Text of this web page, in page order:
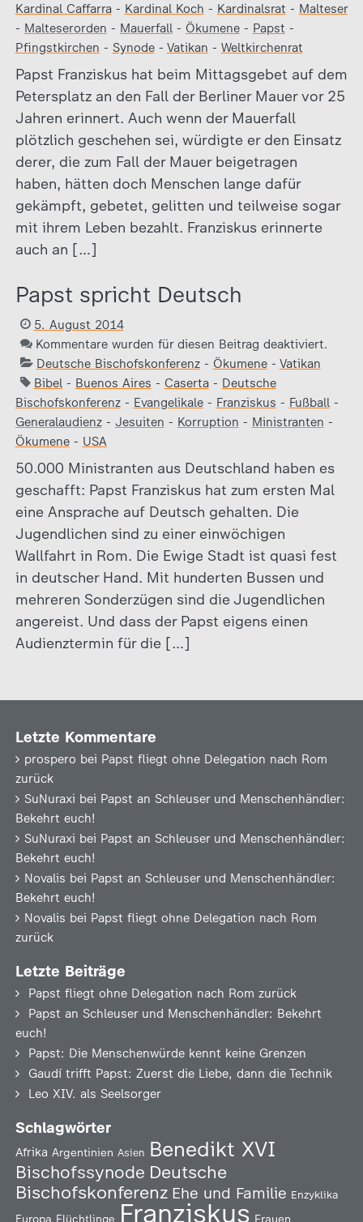
Kardinal Caffarra- Kardinal Koch - Kardinalsrat - Malteser
- Malteserorden - Mauerfall- Ökumene- Papst -
Pfingstkirchen - Synode- Vatikan - Weltkirchenrat
Papst Franziskus hat beim Mittagsgebet auf dem
Petersplatz an den Fall der Berliner Mauer vor 25
Jahren erinnert. Auch wenn der Mauerfall
plötzlich geschehen sei, würdigte er den Einsatz
derer, die zum Fall der Mauer beigetragen
haben, hätten doch Menschen lange dafür
gekämpft, gebetet, gelitten und teilweise sogar
mit ihrem Leben bezahlt. Franziskus erinnerte
auch an […]
Papst spricht Deutsch
5. August 2014
Kommentare wurden für diesen Beitrag deaktiviert.
Deutsche Bischofskonferenz- Ökumene- Vatikan
Bibel- Buenos Aires - Caserta- Deutsche
Bischofskonferenz- Evangelikale- Franziskus - Fußball-
Generalaudienz- Jesuiten - Korruption - Ministranten -
Ökumene- USA
50.000 Ministranten aus Deutschland haben es
geschafft: Papst Franziskus hat zum ersten Mal
eine Ansprache auf Deutsch gehalten. Die
Jugendlichen sind zu einer einwöchigen
Wallfahrt in Rom. Die Ewige Stadt ist quasi fest
in deutscher Hand. Mit hunderten Bussen und
mehreren Sonderzügen sind die Jugendlichen
angereist. Und dass der Papst eigens einen
Audienztermin für die […]
Letzte Kommentare
prospero bei Papst fliegt ohne Delegation nach Rom
zurück
SuNuraxi bei Papst an Schleuser und Menschenhändler:
Bekehrt euch!
SuNuraxi bei Papst an Schleuser und Menschenhändler:
Bekehrt euch!
Novalis bei Papst an Schleuser und Menschenhändler:
Bekehrt euch!
Novalis bei Papst fliegt ohne Delegation nach Rom
zurück
Letzte Beiträge
Papst fliegt ohne Delegation nach Rom zurück
Papst an Schleuser und Menschenhändler: Bekehrt
euch!
Papst: Die Menschenwürde kennt keine Grenzen
Gaudí trifft Papst: Zuerst die Liebe, dann die Technik
Leo XIV. als Seelsorger
Schlagwörter
Afrika Argentinien Asien Benedikt XVI
Bischofssynode Deutsche
Bischofskonferenz Ehe und Familie Enzyklika
Europa Flüchtlinge Franziskus Frauen